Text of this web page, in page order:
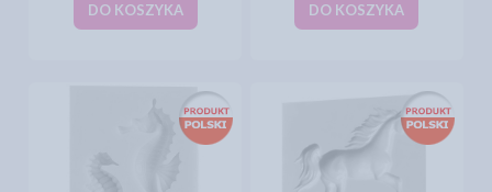
DO KOSZYKA DO KOSZYKA